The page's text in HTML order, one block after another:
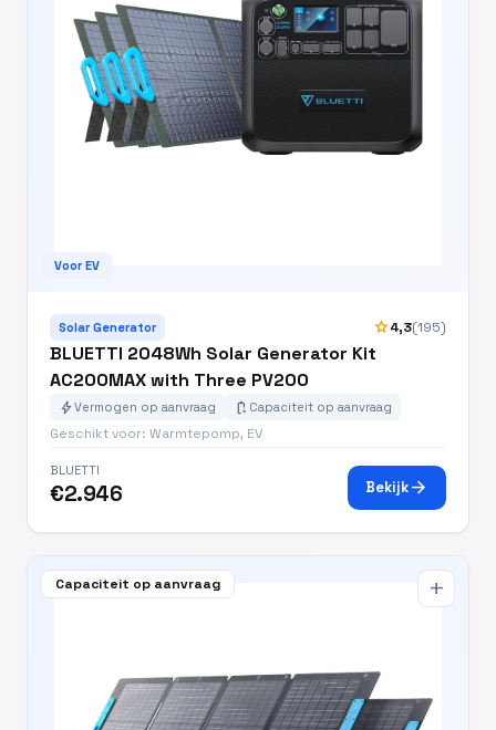
Voor EV
Solar Generator star4,3(195)
BLUETTI 2048Wh Solar Generator Kit
AC200MAX with Three PV200
boltVermogen op aanvraag battery_charging_full Capaciteit op aanvraag
Geschikt voor: Warmtepomp, EV
BLUETTI
€2.946 Bekijkarrow_forward
Capaciteit op aanvraag add